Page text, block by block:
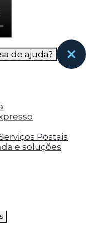
com o site. Esses
sobre
taxa de
o
de social
recursos de
para
páginas que eles
da
de ajuda?
Postais
e soluções